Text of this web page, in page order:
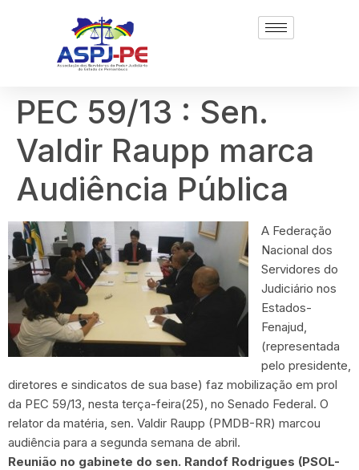
PEC 59/13 : Sen.
Valdir Raupp marca
Audiência Pública
A Federação
Nacional dos
Servidores do
Judiciário nos
Estados-
Fenajud,
(representada
pelo presidente,
diretores e sindicatos de sua base) faz mobilização em prol
da PEC 59/13, nesta terça-feira(25), no Senado Federal. O
relator da matéria, sen. Valdir Raupp (PMDB-RR) marcou
audiência para a segunda semana de abril.
Reunião no gabinete do sen. Randof Rodrigues (PSOL-